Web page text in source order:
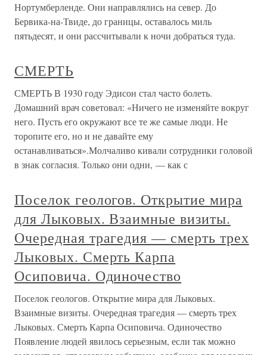
Нортумберленде. Они направлялись на север. До
Бервика-на-Твиде, до границы, оставалось миль
пятьдесят, и они рассчитывали к ночи добраться туда.
СМЕРТЬ
СМЕРТЬ В 1930 году Эдисон стал часто болеть.
Домашний врач советовал: «Ничего не изменяйте вокруг
него. Пусть его окружают все те же самые люди. Не
торопите его, но и не давайте ему
останавливаться».Молчаливо кивали сотрудники головой
в знак согласия. Только они одни, — как с
Поселок геологов. Открытие мира
для Лыковых. Взаимные визиты.
Очередная трагедия — смерть трех
Лыковых. Смерть Карпа
Осиповича. Одиночество
Поселок геологов. Открытие мира для Лыковых.
Взаимные визиты. Очередная трагедия — смерть трех
Лыковых. Смерть Карпа Осиповича. Одиночество
Появление людей явилось серьезным, если так можно